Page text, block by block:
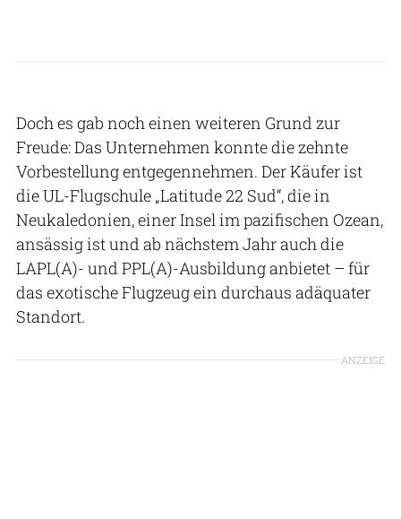
Doch es gab noch einen weiteren Grund zur
Freude: Das Unternehmen konnte die zehnte
Vorbestellung entgegennehmen. Der Käufer ist
die UL-Flugschule „Latitude 22 Sud“, die in
Neukaledonien, einer Insel im pazifischen Ozean,
ansässig ist und ab nächstem Jahr auch die
LAPL(A)- und PPL(A)-Ausbildung anbietet – für
das exotische Flugzeug ein durchaus adäquater
Standort.
ANZEIGE